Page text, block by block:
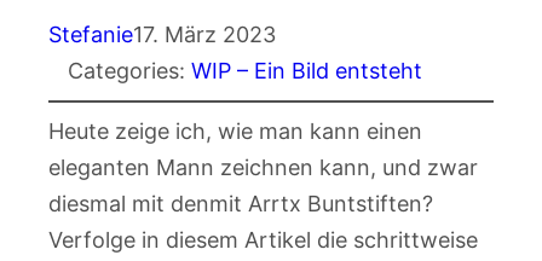
Stefanie17. März 2023
Categories: WIP – Ein Bild entsteht
Heute zeige ich, wie man kann einen
eleganten Mann zeichnen kann, und zwar
diesmal mit denmit Arrtx Buntstiften?
Verfolge in diesem Artikel die schrittweise